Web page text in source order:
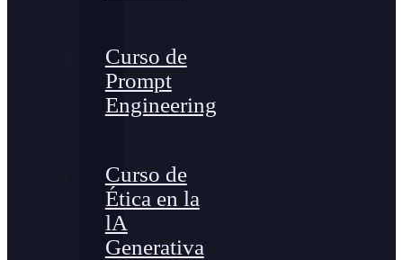
Curso de
Prompt
Engineering
Curso de
Ética en la
lA
Generativa